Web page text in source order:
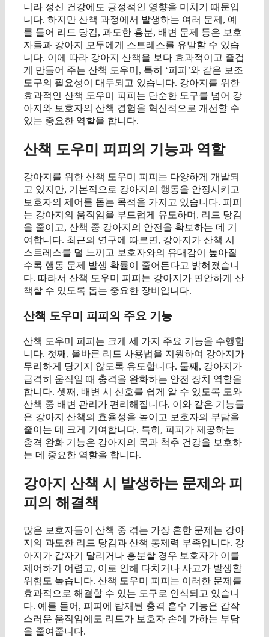
니라 정신 건강에도 긍정적인 영향을 미치기 때문입
니다. 하지만 산책 과정에서 발생하는 여러 문제, 예
를 들어 리드 당김, 과도한 흥분, 배변 문제 등은 보호
자들과 강아지 모두에게 스트레스를 유발할 수 있습
니다. 이에 따라 강아지 산책을 보다 효과적이고 즐겁
게 만들어 주는 산책 도우미, 특히 ‘피피’와 같은 보조
도구의 필요성이 대두되고 있습니다. 강아지를 위한
효과적인 산책 도우미 피피는 단순한 도구를 넘어 강
아지와 보호자의 산책 경험을 혁신적으로 개선할 수
있는 중요한 역할을 합니다.
산책 도우미 피피의 기능과 역할
강아지를 위한 산책 도우미 피피는 다양하게 개발되
고 있지만, 기본적으로 강아지의 행동을 안정시키고
보호자의 제어를 돕는 목적을 가지고 있습니다. 피피
는 강아지의 움직임을 부드럽게 유도하며, 리드 당김
을 줄이고, 산책 중 강아지의 안전을 확보하는 데 기
여합니다. 최근의 연구에 따르면, 강아지가 산책 시
스트레스를 덜 느끼고 보호자와의 유대감이 높아질
수록 행동 문제 발생 확률이 줄어든다고 밝혀졌습니
다. 따라서 산책 도우미 피피는 강아지가 편안하게 산
책할 수 있도록 돕는 중요한 장비입니다.
산책 도우미 피피의 주요 기능
산책 도우미 피피는 크게 세 가지 주요 기능을 수행합
니다. 첫째, 올바른 리드 사용법을 지원하여 강아지가
무리하게 당기지 않도록 유도합니다. 둘째, 강아지가
급격히 움직일 때 충격을 완화하는 안전 장치 역할을
합니다. 셋째, 배변 시 신호를 쉽게 알 수 있도록 도와
산책 중 배변 관리가 편리해집니다. 이와 같은 기능들
은 강아지 산책의 효율성을 높이고 보호자의 부담을
줄이는 데 크게 기여합니다. 특히, 피피가 제공하는
충격 완화 기능은 강아지의 목과 척추 건강을 보호하
는 데 중요한 역할을 합니다.
강아지 산책 시 발생하는 문제와 피
피의 해결책
많은 보호자들이 산책 중 겪는 가장 흔한 문제는 강아
지의 과도한 리드 당김과 산책 통제력 부족입니다. 강
아지가 갑자기 달리거나 흥분할 경우 보호자가 이를
제어하기 어렵고, 이로 인해 다치거나 사고가 발생할
위험도 높습니다. 산책 도우미 피피는 이러한 문제를
효과적으로 해결할 수 있는 도구로 인식되고 있습니
다. 예를 들어, 피피에 탑재된 충격 흡수 기능은 갑작
스러운 움직임에도 리드가 보호자 손에 가하는 부담
을 줄여줍니다.